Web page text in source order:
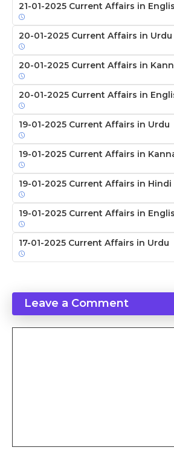
21-01-2025 Current Affairs in
20-01-2025 Current Affairs in Urdu
20-01-2025 Current Affairs in
20-01-2025 Current Affairs in
19-01-2025 Current Affairs in Urdu
19-01-2025 Current Affairs in
19-01-2025 Current Affairs in Hindi
19-01-2025 Current Affairs in
17-01-2025 Current Affairs in Urdu
Leave a Comment